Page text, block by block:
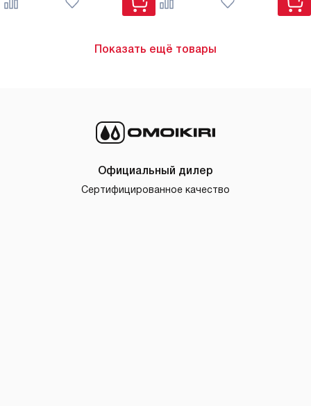
Показать ещё товары
Официальный дилер
Сертифицированное качество